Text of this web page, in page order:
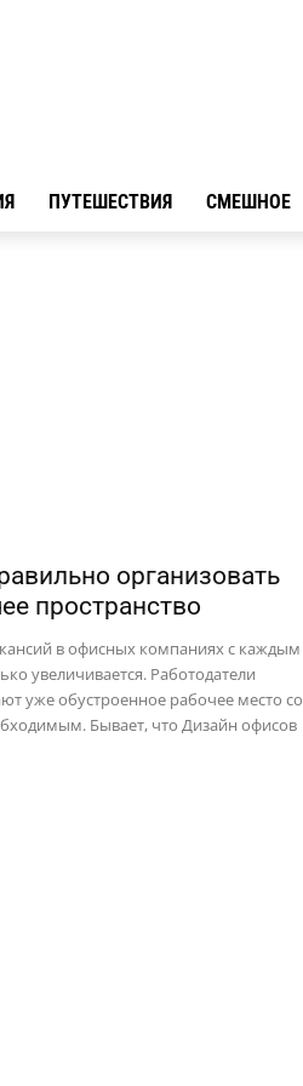
ПУТЕШЕСТВИЯ СМЕШНОЕ
организовать
пространство
в офисных компаниях с каждым
увеличивается. Работодатели
уже обустроенное рабочее место со
Бывает, что Дизайн офисов